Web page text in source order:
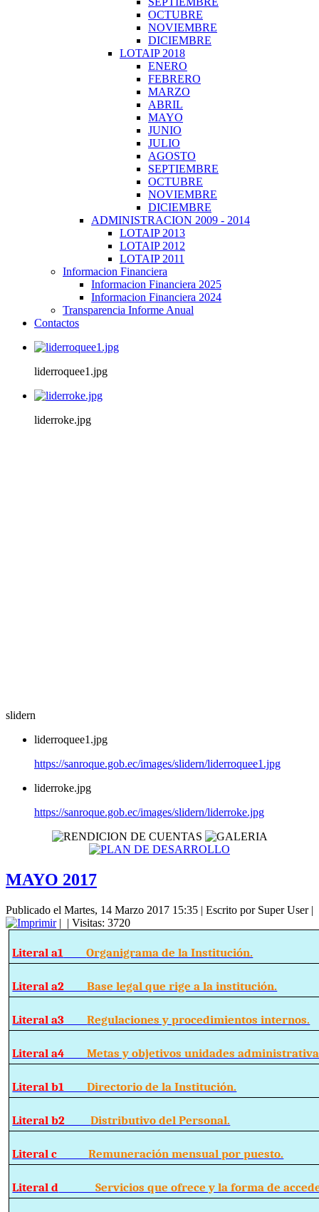
OCTUBRE
NOVIEMBRE
DICIEMBRE
LOTAIP 2018
ENERO
FEBRERO
MARZO
ABRIL
MAYO
JUNIO
JULIO
AGOSTO
SEPTIEMBRE
OCTUBRE
NOVIEMBRE
DICIEMBRE
ADMINISTRACION 2009 - 2014
LOTAIP 2013
LOTAIP 2012
LOTAIP 2011
Informacion Financiera
Informacion Financiera 2025
Informacion Financiera 2024
Transparencia Informe Anual
Contactos
liderroquee1.jpg
liderroke.jpg
slidern
liderroquee1.jpg
https://sanroque.gob.ec/images/slidern/liderroquee1.jpg
liderroke.jpg
https://sanroque.gob.ec/images/slidern/liderroke.jpg
MAYO 2017
Publicado el Martes, 14 Marzo 2017 15:35 | Escrito por Super User|
| | Visitas: 3720
Literal a1 Organigrama de la Institución.
Literal a2Base legal que rige a la institución.
Literal a3Regulaciones y procedimientos internos.
Literal a4Metas y objetivos unidades
Literal b1Directorio de la Institución.
Literal b2Distributivo del Personal.
Literal cRemuneración mensual por puesto.
Literal d Servicios que ofrece y la forma de